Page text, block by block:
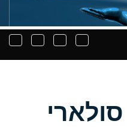
תפריט
יצירת
תפריט
חיפוש
ניווט
קבצים